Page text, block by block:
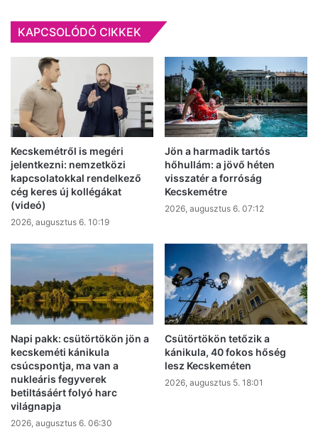
KAPCSOLÓDÓ CIKKEK
Kecskemétről is megéri
jelentkezni: nemzetközi
kapcsolatokkal rendelkező
cég keres új kollégákat
(videó)
2026, augusztus 6. 10:19
Jön a harmadik tartós
hőhullám: a jövő héten
visszatér a forróság
Kecskemétre
2026, augusztus 6. 07:12
Napi pakk: csütörtökön jön a
kecskeméti kánikula
csúcspontja, ma van a
nukleáris fegyverek
betiltásáért folyó harc
világnapja
2026, augusztus 6. 06:30
Csütörtökön tetőzik a
kánikula, 40 fokos hőség
lesz Kecskeméten
2026, augusztus 5. 18:01